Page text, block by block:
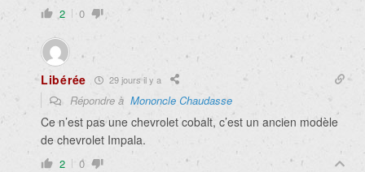
2 0
Libérée 29 jours il y a
Répondre à Mononcle Chaudasse
Ce n’est pas une chevrolet cobalt, c’est un ancien modèle
de chevrolet Impala.
2 0